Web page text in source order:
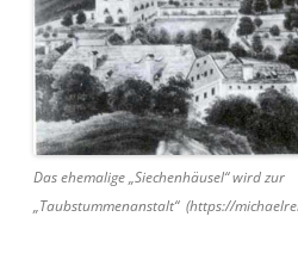
Das ehemalige „Siechenhäusel“ wird zur
„Taubstummenanstalt“ (https://